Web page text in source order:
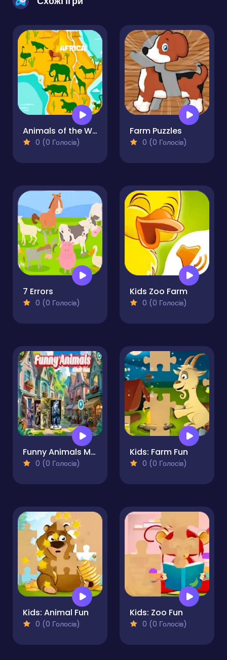
Animals of the World
0 (0 Голосів)
Farm Puzzles
0 (0 Голосів)
7 Errors
0 (0 Голосів)
Kids Zoo Farm
0 (0 Голосів)
Funny Animals Memory Game
0 (0 Голосів)
Kids: Farm Fun
0 (0 Голосів)
Kids: Animal Fun
0 (0 Голосів)
Kids: Zoo Fun
0 (0 Голосів)